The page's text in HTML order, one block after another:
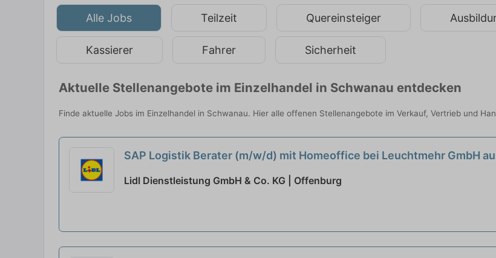
Alle Jobs Teilzeit Quereinsteiger
Kassierer Fahrer Sicherheit
Aktuelle Stellenangebote im Einzelhandel in Schwanau entdecken
Finde aktuelle Jobs im Einzelhandel in Schwanau. Hier alle offenen Stellenangebote im Verkauf, Vertrieb und
SAP Logistik Berater (m/w/d) mit Homeoffice bei Leuchtmehr GmbH
Lidl Dienstleistung GmbH & Co. KG | Offenburg